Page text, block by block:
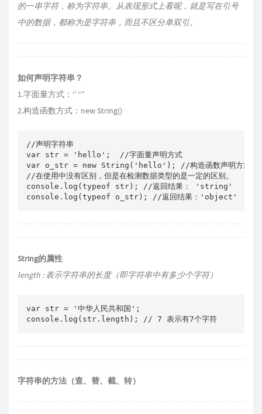
的一串字符，称为字符串。从表现形式上看呢，就是写在引号
中的数据，都称为是字符串，而且不区分单双引。
如何声明字符串？
1.字面量方式：‘’ “”
2.构造函数方式：new String()
//声明字符串
var str = 'hello';  //字面量声明方式
var o_str = new String('hello'); //构造函数声明方式
//在使用中没有区别，但是在检测数据类型的是一定的区别。
console.log(typeof str); //返回结果： 'string'
String的属性
length : 表示字符串的长度（即字符串中有多少个字符）
var str = '中华人民共和国';
字符串的方法（查、替、截、转）